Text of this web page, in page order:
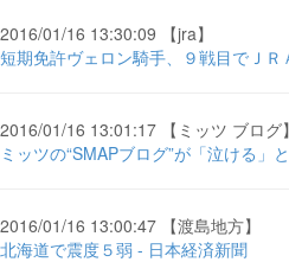
2016/01/16 13:30:09 【jra】
短期免許ヴェロン騎手、９戦目でＪ
2016/01/16 13:01:17 【ミッツ ブログ】
ミッツの“SMAPブログ”が「泣ける」
2016/01/16 13:00:47 【渡島地方】
北海道で震度５弱 - 日本経済新聞